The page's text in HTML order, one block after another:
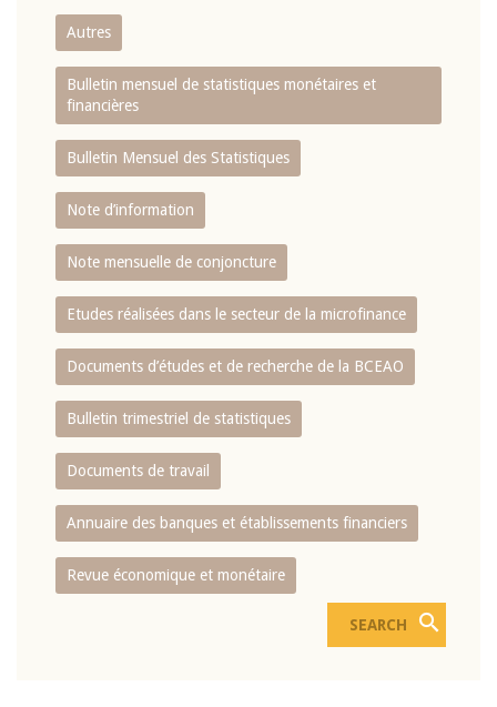
Autres
Bulletin mensuel de statistiques monétaires et
financières
Bulletin Mensuel des Statistiques
Note d’information
Note mensuelle de conjoncture
Etudes réalisées dans le secteur de la microfinance
Documents d’études et de recherche de la BCEAO
Bulletin trimestriel de statistiques
Documents de travail
Annuaire des banques et établissements financiers
Revue économique et monétaire